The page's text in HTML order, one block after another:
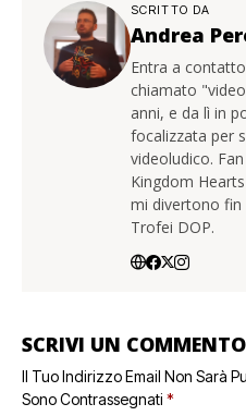
SCRITTO DA
Andrea
Entra a
chiamato
anni, e da lì in
focalizzata per
videoludico.
Kingdom
mi divertono fin
Trofei DOP.
SCRIVI UN COMMENTO
Il Tuo Indirizzo Email Non Sarà
Sono Contrassegnati *